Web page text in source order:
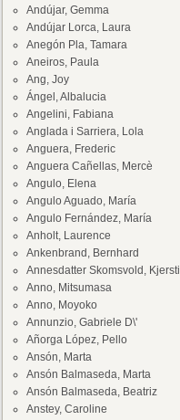
Andújar, Gemma
Andújar Lorca, Laura
Anegón Pla, Tamara
Aneiros, Paula
Ang, Joy
Ángel, Albalucia
Angelini, Fabiana
Anglada i Sarriera, Lola
Anguera, Frederic
Anguera Cañellas, Mercè
Angulo, Elena
Angulo Aguado, María
Angulo Fernández, María
Anholt, Laurence
Ankenbrand, Bernhard
Annesdatter Skomsvold, Kjersti
Anno, Mitsumasa
Anno, Moyoko
Annunzio, Gabriele D\'
Añorga López, Pello
Ansón, Marta
Ansón Balmaseda, Marta
Ansón Balmaseda, Beatriz
Anstey, Caroline